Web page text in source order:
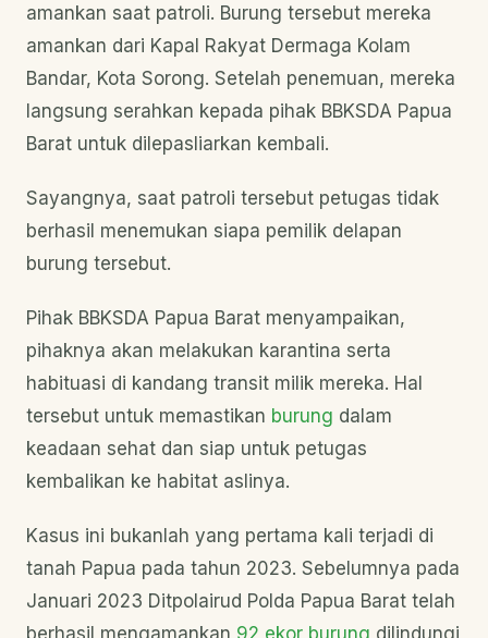
amankan saat patroli. Burung tersebut mereka
amankan dari Kapal Rakyat Dermaga Kolam
Bandar, Kota Sorong. Setelah penemuan, mereka
langsung serahkan kepada pihak BBKSDA Papua
Barat untuk dilepasliarkan kembali.
Sayangnya, saat patroli tersebut petugas tidak
berhasil menemukan siapa pemilik delapan
burung tersebut.
Pihak BBKSDA Papua Barat menyampaikan,
pihaknya akan melakukan karantina serta
habituasi di kandang transit milik mereka. Hal
tersebut untuk memastikan burung dalam
keadaan sehat dan siap untuk petugas
kembalikan ke habitat aslinya.
Kasus ini bukanlah yang pertama kali terjadi di
tanah Papua pada tahun 2023. Sebelumnya pada
Januari 2023 Ditpolairud Polda Papua Barat telah
berhasil mengamankan 92 ekor burung dilindungi